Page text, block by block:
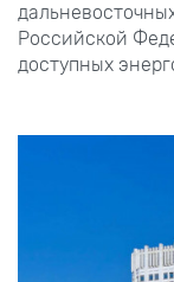
Российской
доступных